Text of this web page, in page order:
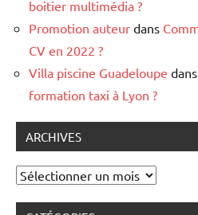
boitier multimédia ?
Promotion auteur dans
CV en 2022 ?
Villa piscine Guadeloupe dans
formation taxi à Lyon ?
ARCHIVES
Archives